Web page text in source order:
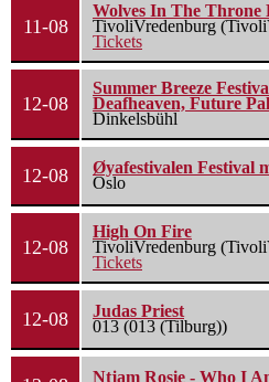
11-08
Wolves In The Throne
TivoliVredenburg
Tickets
12-08
Summer Breeze
Deafheaven, Future
Dinkelsbühl
12-08
Øyafestivalen Festival
Oslo
12-08
High On Fire
TivoliVredenburg
Tickets
12-08
Judas Priest
013 (013 (Tilburg))
Ntjam Rosie - Who I